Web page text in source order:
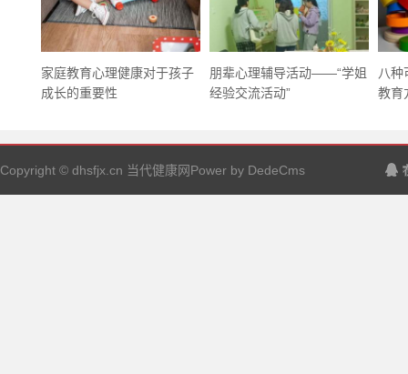
家庭教育心理健康对于孩子
成长的重要性
朋辈心理辅导活动——“学姐
经验交流活动”
八种
教育
Copyright © dhsfjx.cn 当代健康网Power by DedeCms